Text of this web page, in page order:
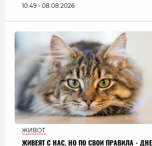
10:49 - 08.08.2026
ЖИВОТ
ЖИВЕЯТ С НАС, НО ПО СВОИ ПРАВИЛА -